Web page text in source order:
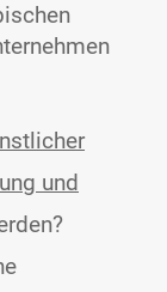
und